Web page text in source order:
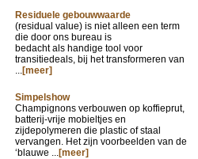
Residuele gebouwwaarde
(residual value) is niet alleen een term
die door ons bureau is
bedacht als handige tool voor
transitiedeals, bij het transformeren van
...[meer]
Simpelshow
Champignons verbouwen op koffieprut,
batterij-vrije mobieltjes en
zijdepolymeren die plastic of staal
vervangen. Het zijn voorbeelden van de
‘blauwe ...[meer]